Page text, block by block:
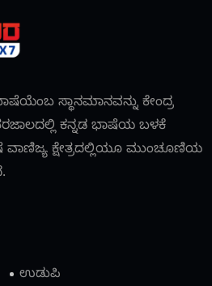
ಸ್ಥಾನಮಾನವನ್ನು ಕೇಂದ್ರ
ಕನ್ನಡ ಭಾಷೆಯ ಬಳಕೆ
ವಾಣಿಜ್ಯ ಕ್ಷೇತ್ರದಲ್ಲಿಯೂ ಮುಂಚೂಣಿಯ
ಉಡುಪಿ